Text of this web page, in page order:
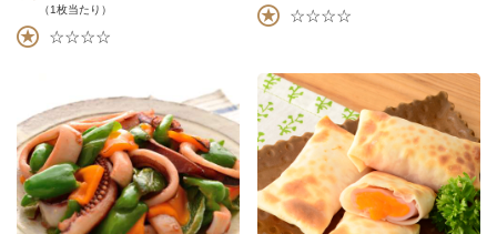
（1枚当たり）
☆☆☆☆
☆☆☆☆